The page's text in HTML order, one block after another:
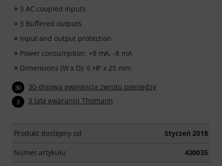
3 AC coupled inputs
3 Buffered outputs
Input and output protection
Power consumption: +8 mA, -8 mA
Dimensions (W x D): 6 HP x 25 mm
30 30-dniowa gwarancja zwrotu pieniędzy
3 3 lata gwarancji Thomann
Produkt dostępny od Styczeń 2018
Numer artykułu 420035